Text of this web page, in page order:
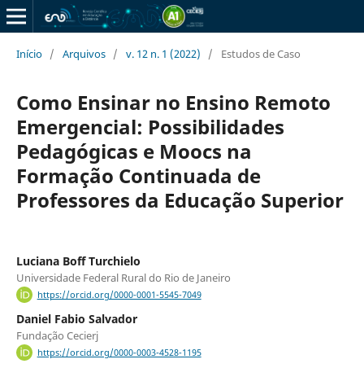
Início / Arquivos / v. 12 n. 1 (2022) / Estudos de Caso
Como Ensinar no Ensino Remoto
Emergencial: Possibilidades
Pedagógicas e Moocs na
Formação Continuada de
Professores da Educação Superior
Luciana Boff Turchielo
Universidade Federal Rural do Rio de Janeiro
https://orcid.org/0000-0001-5545-7049
Daniel Fabio Salvador
Fundação Cecierj
https://orcid.org/0000-0003-4528-1195